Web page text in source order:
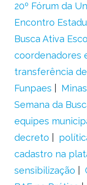
20º Fórum da
Encontro
Busca Ativa
coordenadores
transferência
Funpaes
Semana da
equipes
decreto
cadastro na
sensibilização